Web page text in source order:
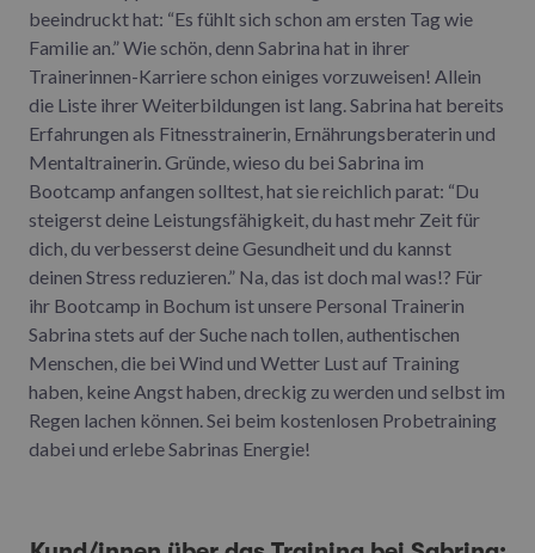
beeindruckt hat: “Es fühlt sich schon am ersten Tag wie
Familie an.” Wie schön, denn Sabrina hat in ihrer
Trainerinnen-Karriere schon einiges vorzuweisen! Allein
die Liste ihrer Weiterbildungen ist lang. Sabrina hat bereits
Erfahrungen als Fitnesstrainerin, Ernährungsberaterin und
Mentaltrainerin. Gründe, wieso du bei Sabrina im
Bootcamp anfangen solltest, hat sie reichlich parat: “Du
steigerst deine Leistungsfähigkeit, du hast mehr Zeit für
dich, du verbesserst deine Gesundheit und du kannst
deinen Stress reduzieren.” Na, das ist doch mal was!? Für
ihr Bootcamp in Bochum ist unsere Personal Trainerin
Sabrina stets auf der Suche nach tollen, authentischen
Menschen, die bei Wind und Wetter Lust auf Training
haben, keine Angst haben, dreckig zu werden und selbst im
Regen lachen können. Sei beim kostenlosen Probetraining
dabei und erlebe Sabrinas Energie!